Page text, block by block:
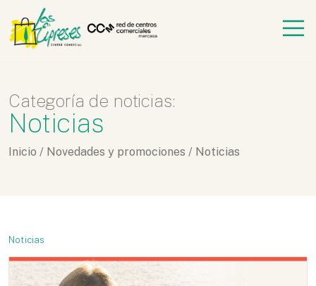
Categoría de noticias:
Noticias
Inicio / Novedades y promociones / Noticias
Noticias